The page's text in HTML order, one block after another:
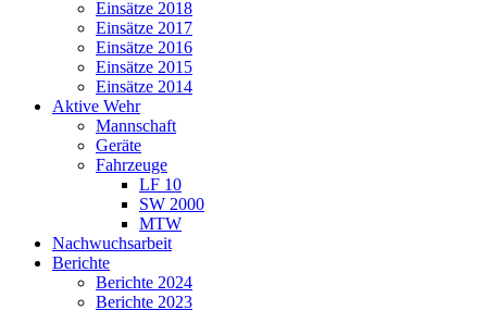
Einsätze 2018
Einsätze 2017
Einsätze 2016
Einsätze 2015
Einsätze 2014
Aktive Wehr
Mannschaft
Geräte
Fahrzeuge
LF 10
SW 2000
MTW
Nachwuchsarbeit
Berichte
Berichte 2024
Berichte 2023